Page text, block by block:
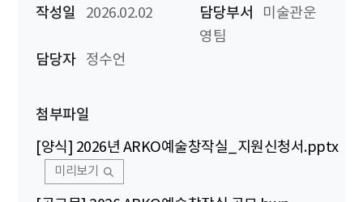
작성일
2026.02.02 담당부서
미술관운
영팀
담당자
정수언
첨부파일
[양식] 2026년 ARKO예술창작실_지원신청서.pptx
미리보기